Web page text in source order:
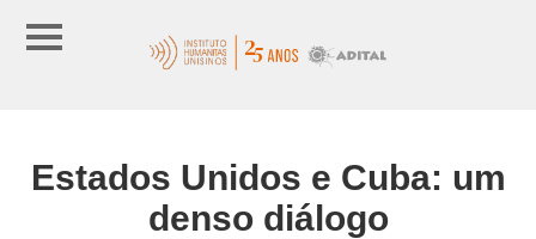
Estados Unidos e Cuba: um
denso diálogo